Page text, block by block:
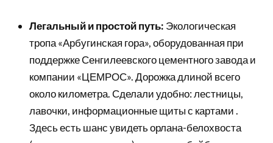
Легальный и простой путь: Экологическая
тропа «Арбугинская гора», оборудованная при
поддержке Сенгилеевского цементного завода и
компании «ЦЕМРОС». Дорожка длиной всего
около километра. Сделали удобно: лестницы,
лавочки, информационные щиты с картами .
Здесь есть шанс увидеть орлана-белохвоста